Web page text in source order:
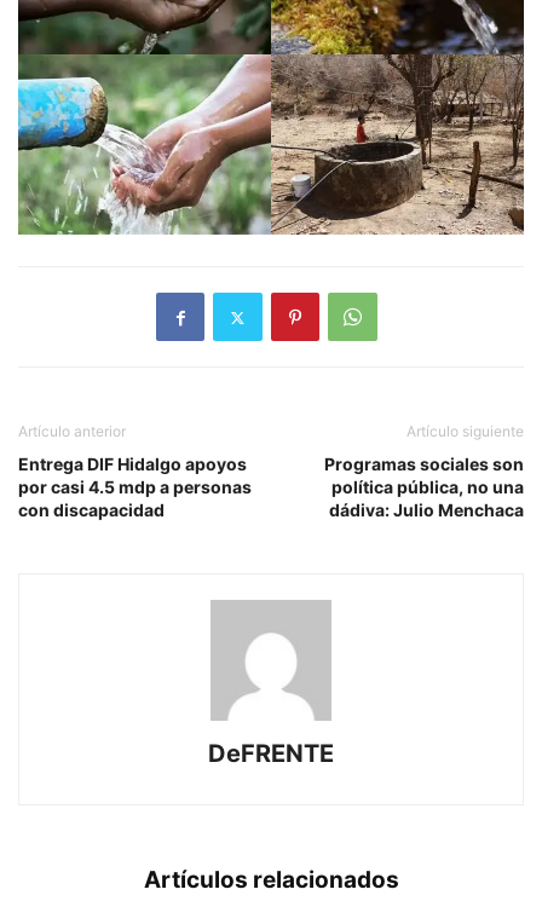
Artículo anterior
Entrega DIF Hidalgo apoyos
por casi 4.5 mdp a personas
con discapacidad
Artículo siguiente
Programas sociales son
política pública, no una
dádiva: Julio Menchaca
DeFRENTE
Artículos relacionados